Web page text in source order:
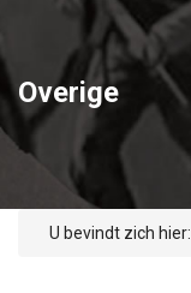
Overige
U bevindt zich hier: